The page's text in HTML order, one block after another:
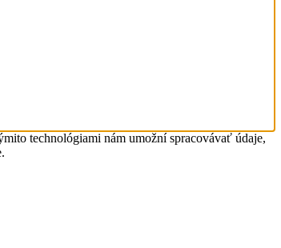
technológiami nám umožní spracovávať údaje,